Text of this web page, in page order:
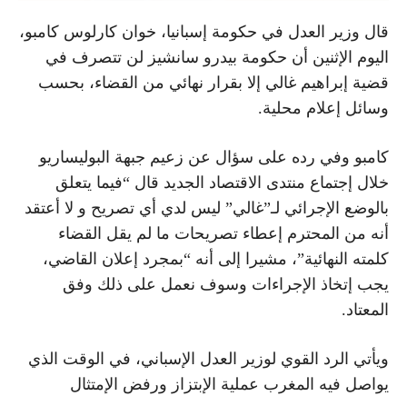
قال وزير العدل في حكومة إسبانيا، خوان كارلوس كامبو،
اليوم الإثنين أن حكومة بيدرو سانشيز لن تتصرف في
قضية إبراهيم غالي إلا بقرار نهائي من القضاء، بحسب
وسائل إعلام محلية.
كامبو وفي رده على سؤال عن زعيم جبهة البوليساريو
خلال إجتماع منتدى الاقتصاد الجديد قال “فيما يتعلق
بالوضع الإجرائي لـ”غالي” ليس لدي أي تصريح و لا أعتقد
أنه من المحترم إعطاء تصريحات ما لم يقل القضاء
كلمته النهائية”، مشيرا إلى أنه “بمجرد إعلان القاضي،
يجب إتخاذ الإجراءات وسوف نعمل على ذلك وفق
المعتاد.
ويأتي الرد القوي لوزير العدل الإسباني، في الوقت الذي
يواصل فيه المغرب عملية الإبتزاز ورفض الإمتثال